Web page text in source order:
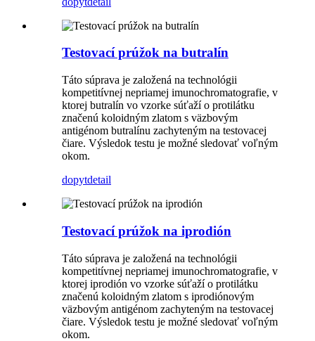
Testovací prúžok na butralín
Táto súprava je založená na technológii
kompetitívnej nepriamej imunochromatografie, v
ktorej butralín vo vzorke súťaží o protilátku
značenú koloidným zlatom s väzbovým
antigénom butralínu zachyteným na testovacej
čiare. Výsledok testu je možné sledovať voľným
okom.
dopytdetail
Testovací prúžok na iprodión
Táto súprava je založená na technológii
kompetitívnej nepriamej imunochromatografie, v
ktorej iprodión vo vzorke súťaží o protilátku
značenú koloidným zlatom s iprodiónovým
väzbovým antigénom zachyteným na testovacej
čiare. Výsledok testu je možné sledovať voľným
okom.